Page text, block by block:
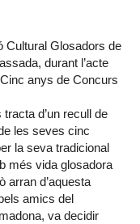
Cultural Glosadors de
durant l’acte
anys de Concurs
d’un recull de
les seves cinc
la seva tradicional
més vida glosadora
arran d’aquesta
amics del
va decidir